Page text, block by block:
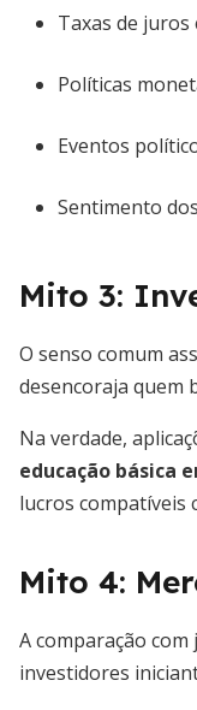
Taxas de juros
Políticas
Eventos
Sentimento
Mito 3:
O senso comum
desencoraja quem
Na verdade,
educação básica
lucros compatíveis
Mito 4:
A comparação
investidores